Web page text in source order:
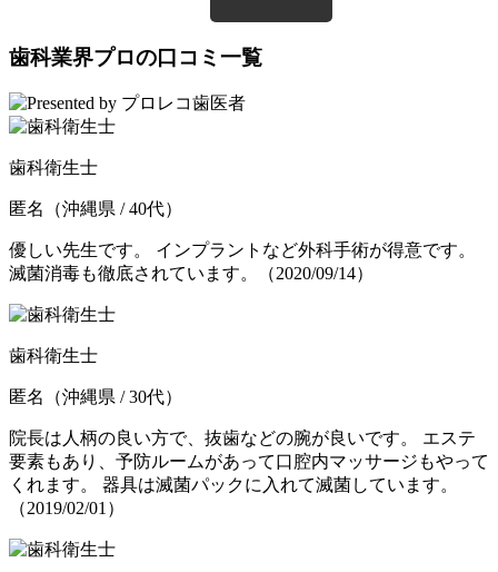
歯科業界プロの口コミ一覧
歯科衛生士
匿名 （沖縄県 / 40代）
優しい先生です。 インプラントなど外科手術が得意です。
滅菌消毒も徹底されています。
（2020/09/14）
歯科衛生士
匿名 （沖縄県 / 30代）
院長は人柄の良い方で、抜歯などの腕が良いです。 エステ
要素もあり、予防ルームがあって口腔内マッサージもやって
くれます。 器具は滅菌パックに入れて滅菌しています。
（2019/02/01）